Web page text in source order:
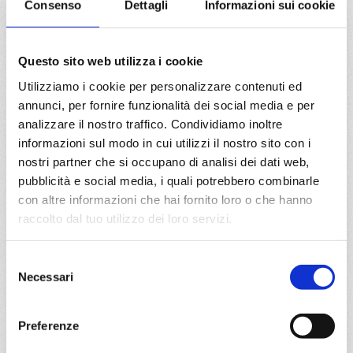
Consenso Dettagli Informazioni sui cookie
Questo sito web utilizza i cookie
Utilizziamo i cookie per personalizzare contenuti ed
annunci, per fornire funzionalità dei social media e per
analizzare il nostro traffico. Condividiamo inoltre
informazioni sul modo in cui utilizzi il nostro sito con i
nostri partner che si occupano di analisi dei dati web,
pubblicità e social media, i quali potrebbero combinarle
con altre informazioni che hai fornito loro o che hanno
raccolto dal tuo utilizzo dei loro servizi.
delNecessari
Preferenze
Sud America8 giorni
daRio De JaneiroconMSC
Rio De Janeiro, Buzios, Ilha Grande, Paranagua, Itajai,
Ilhabela, Rio De Janeiro
05/01/2027
€ 731
12/01/2027
€ 731
19/01/2027
€ 654